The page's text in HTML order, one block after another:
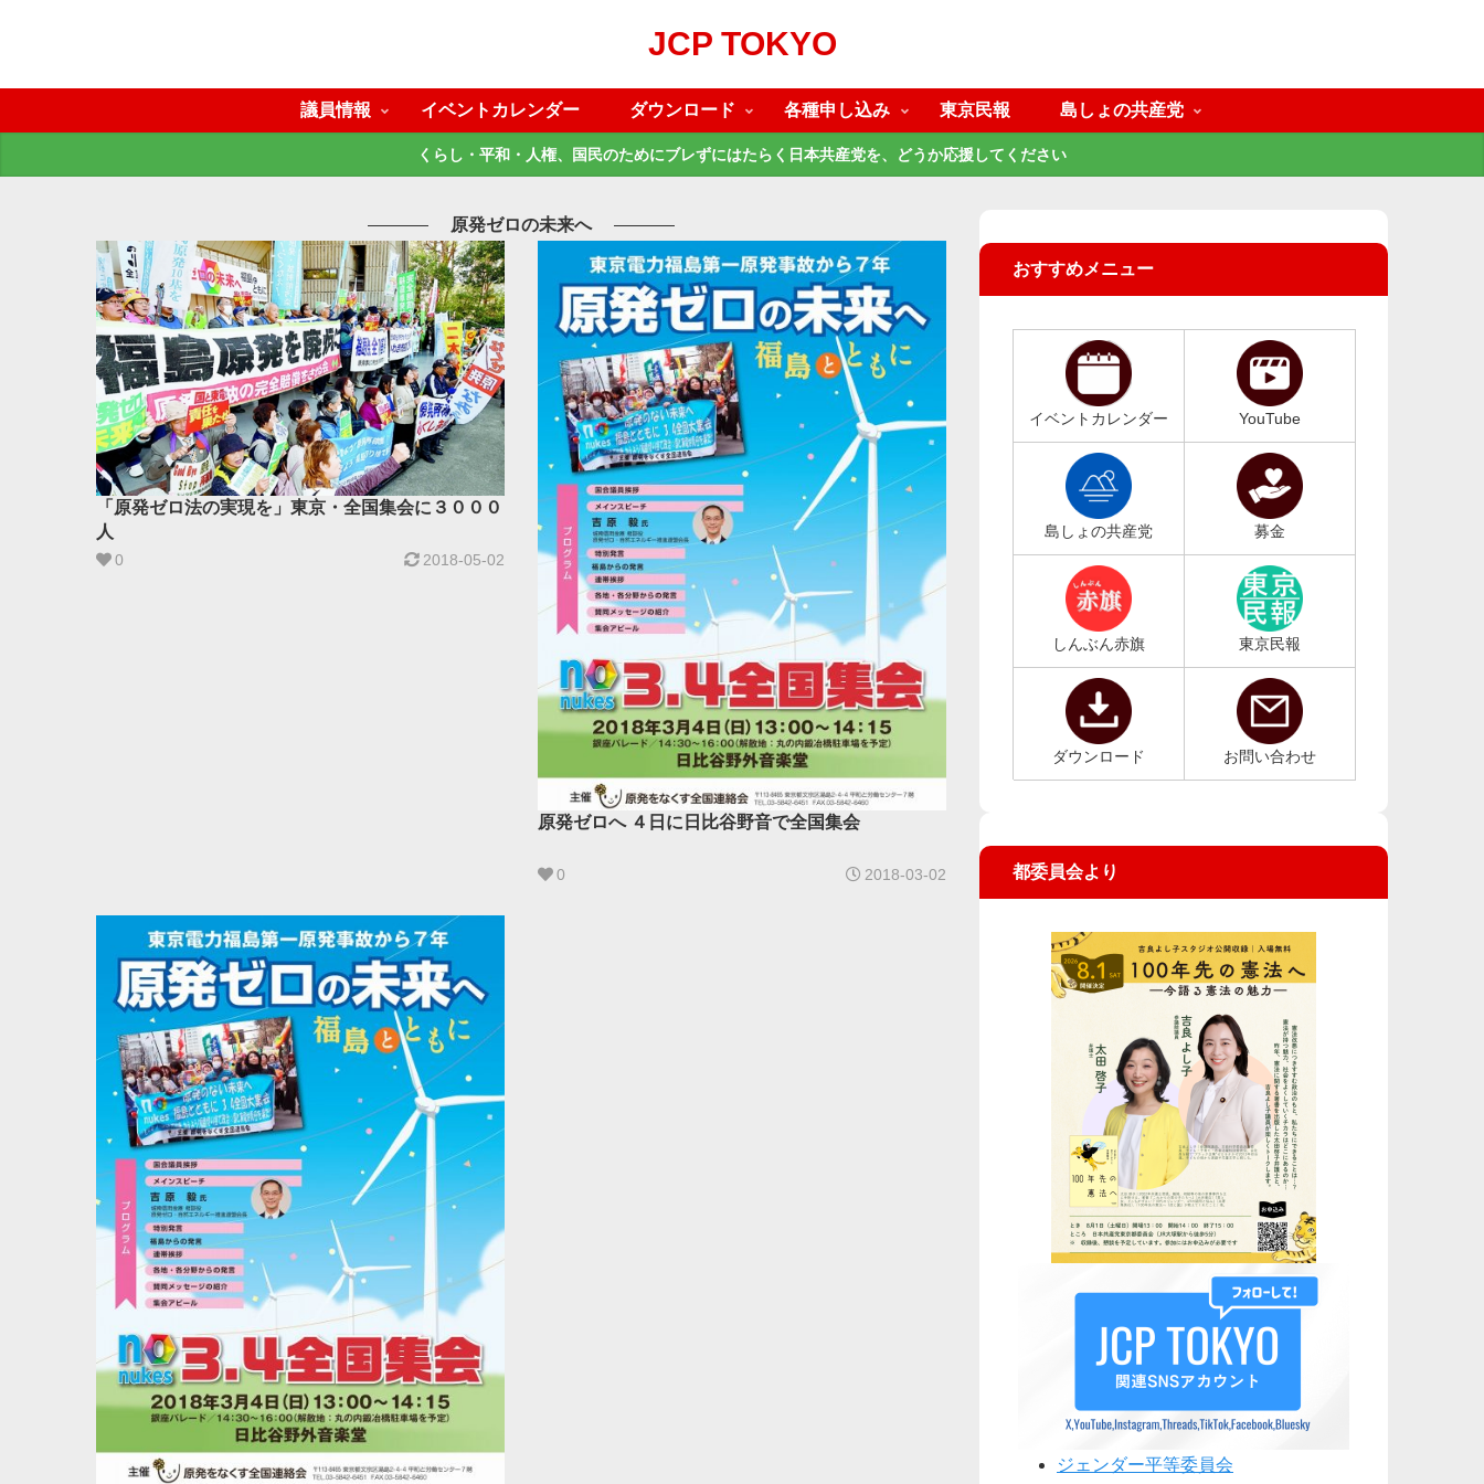
JCP TOKYO
議員情報 イベントカレンダー ダウンロード 各種申し込み 東京民報 島しょの共産党
くらし・平和・人権、国民のためにブレずにはたらく日本共産党を、どうか応援してください
原発ゼロの未来へ
「原発ゼロ法の実現を」東京・全国集会に３０００
人
0 2018-05-02
原発ゼロへ ４日に日比谷野音で全国集会
0 2018-03-02
おすすめメニュー
イベントカレンダー YouTube
島しょの共産党 募金
しんぶん赤旗 東京民報
ダウンロード お問い合わせ
都委員会より
ジェンダー平等委員会